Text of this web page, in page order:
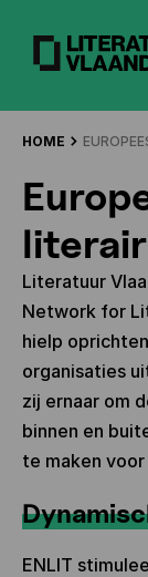
HOME
Literatuur
Network for
hielp
organisaties
zij ernaar om
binnen en
te maken
ENLIT